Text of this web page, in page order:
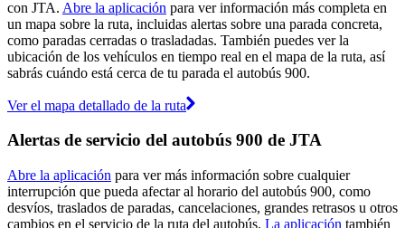
con JTA. Abre la aplicación para ver información más completa en
un mapa sobre la ruta, incluidas alertas sobre una parada concreta,
como paradas cerradas o trasladadas. También puedes ver la
ubicación de los vehículos en tiempo real en el mapa de la ruta, así
sabrás cuándo está cerca de tu parada el autobús 900.
Ver el mapa detallado de la ruta
Alertas de servicio del autobús 900 de JTA
Abre la aplicación para ver más información sobre cualquier
interrupción que pueda afectar al horario del autobús 900, como
desvíos, traslados de paradas, cancelaciones, grandes retrasos u otros
cambios en el servicio de la ruta del autobús. La aplicación también